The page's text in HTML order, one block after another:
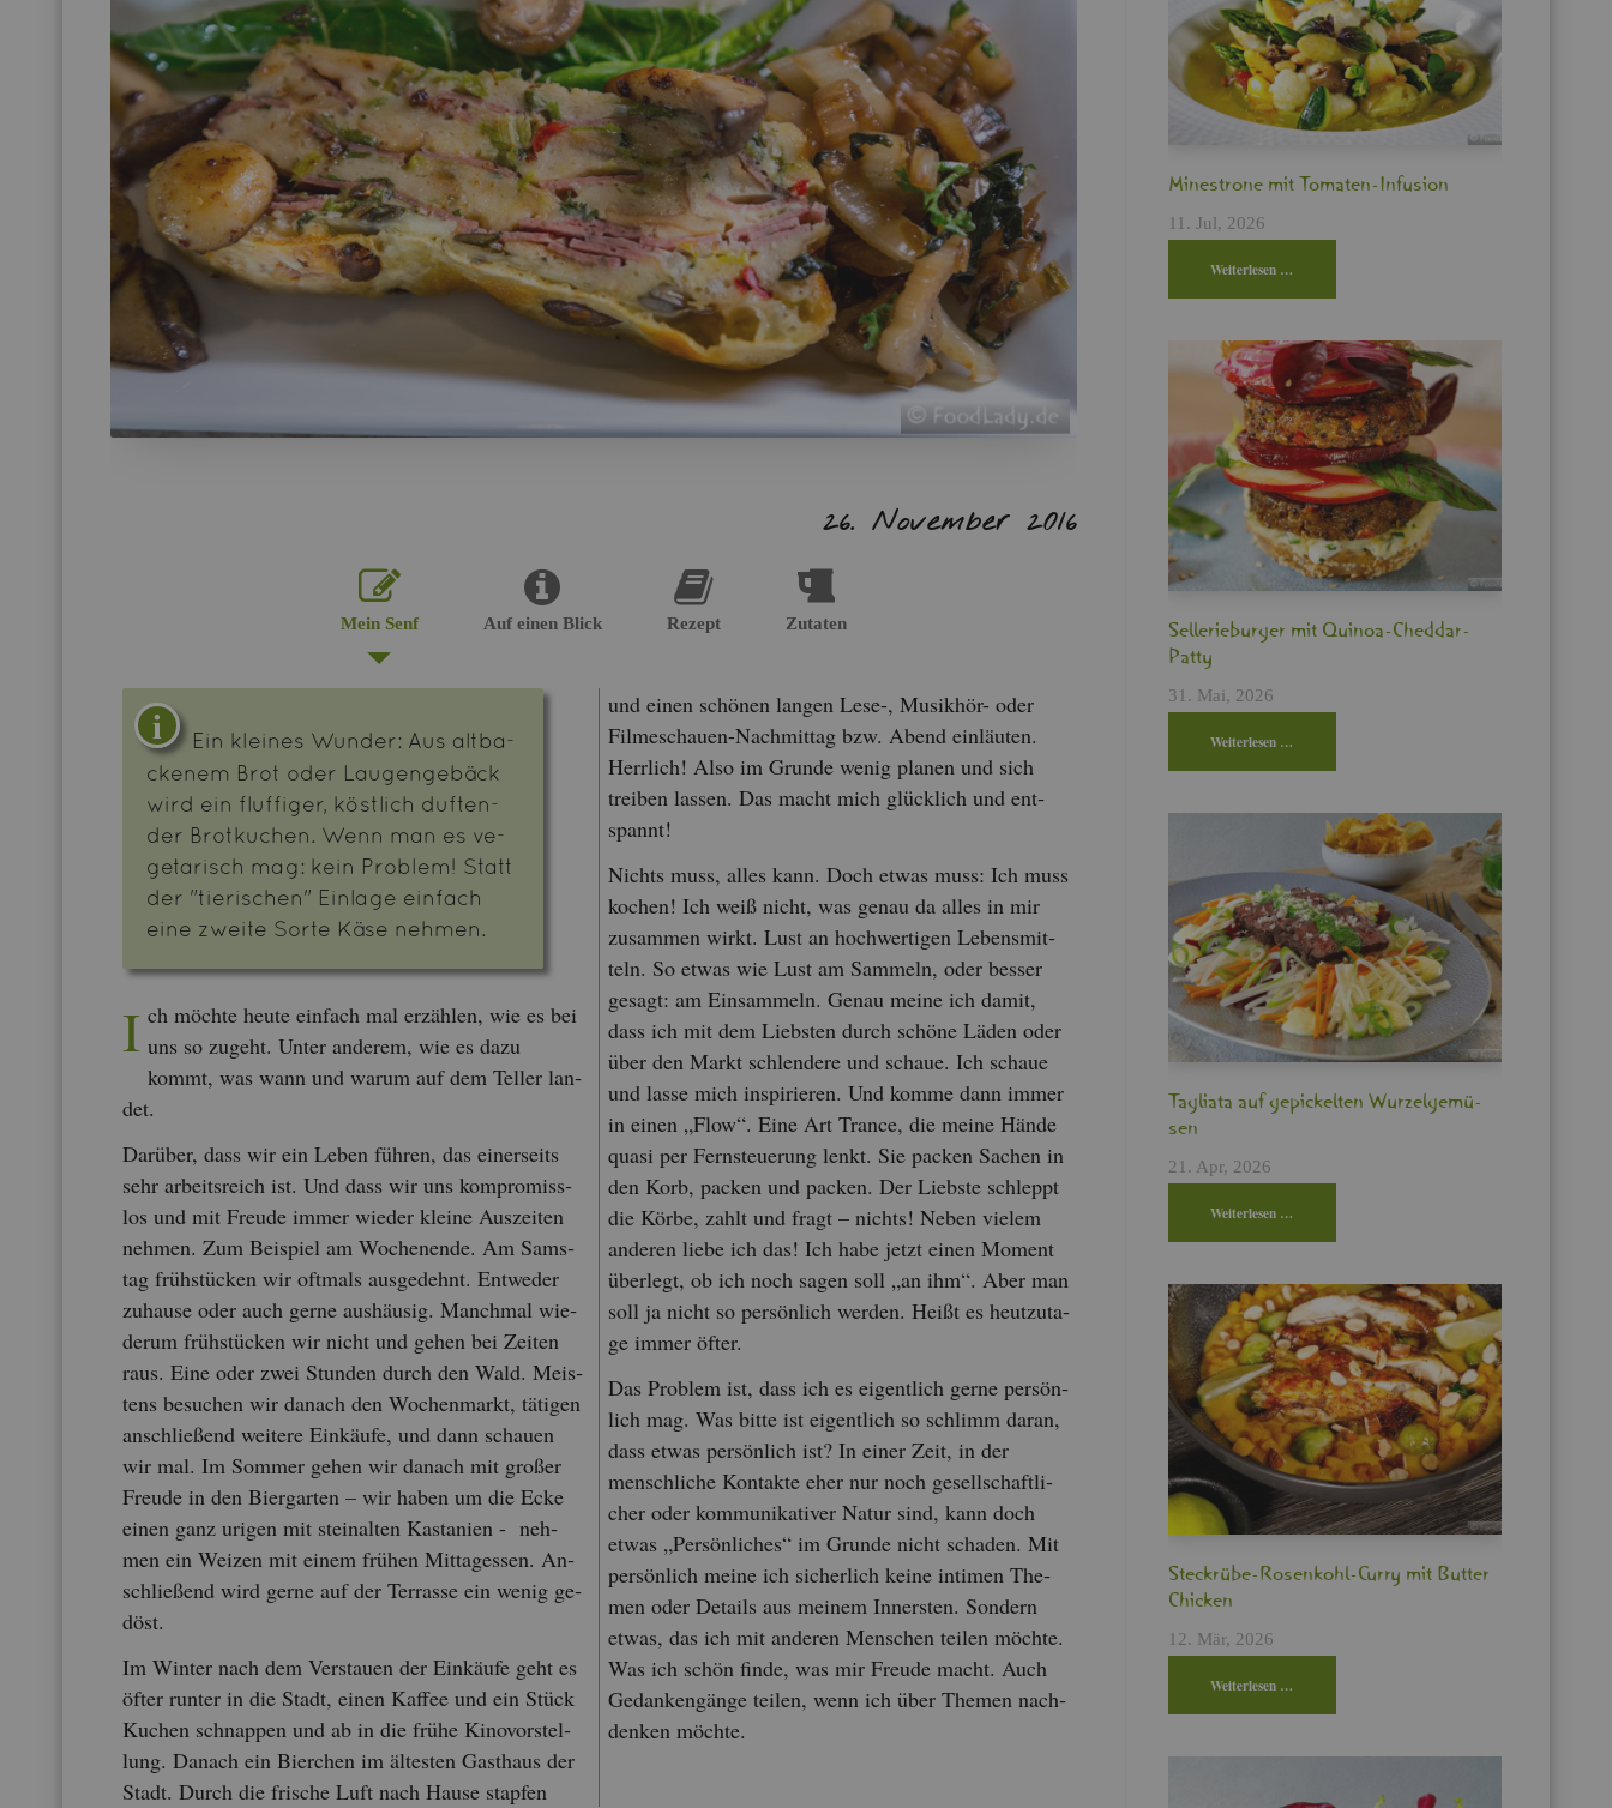
26. No­vem­ber 2016
Mein Senf Auf einen Blick Re­zept Zu­ta­ten
Ein klei­nes Wun­der: Aus alt­ba­
cke­nem Brot oder Lau­gen­ge­bäck
wird ein fluf­fi­ger, köst­lich duf­ten­
der Brot­ku­chen. Wenn man es ve­
ge­ta­risch mag: kein Pro­blem! Statt
der "tie­ri­schen" Ein­la­ge ein­fach
eine zwei­te Sorte Käse neh­men.
I ch möch­te heute ein­fach mal er­zäh­len, wie es bei
uns so zu­geht. Unter an­de­rem, wie es dazu
kommt, was wann und warum auf dem Tel­ler lan­
det.
Dar­über, dass wir ein Leben füh­ren, das ei­ner­seits
sehr ar­beits­reich ist. Und dass wir uns kom­pro­miss­
los und mit Freu­de immer wie­der klei­ne Aus­zei­ten
neh­men. Zum Bei­spiel am Wo­chen­en­de. Am Sams­
tag früh­stü­cken wir oft­mals aus­ge­dehnt. Ent­we­der
zu­hau­se oder auch gerne aus­häu­sig. Manch­mal wie­
der­um früh­stü­cken wir nicht und gehen bei Zei­ten
raus. Eine oder zwei Stun­den durch den Wald. Meis­
tens be­su­chen wir da­nach den Wo­chen­markt, tä­ti­gen
an­schlie­ßend wei­te­re Ein­käu­fe, und dann schau­en
wir mal. Im Som­mer gehen wir da­nach mit gro­ßer
Freu­de in den Bier­gar­ten – wir haben um die Ecke
einen ganz uri­gen mit stein­al­ten Kas­ta­ni­en - neh­
men ein Wei­zen mit einem frü­hen Mit­tag­essen. An­
schlie­ßend wird gerne auf der Ter­ras­se ein wenig ge­
döst.
Im Win­ter nach dem Ver­stau­en der Ein­käu­fe geht es
öfter run­ter in die Stadt, einen Kaf­fee und ein Stück
Ku­chen schnap­pen und ab in die frühe Ki­no­vor­stel­
lung. Da­nach ein Bier­chen im äl­tes­ten Gast­haus der
Stadt. Durch die fri­sche Luft nach Hause stap­fen
und einen schö­nen lan­gen Lese-, Mu­sik­hör- oder
Fil­me­schau­en-Nach­mit­tag bzw. Abend ein­läu­ten.
Herr­lich! Also im Grun­de wenig pla­nen und sich
trei­ben las­sen. Das macht mich glück­lich und ent­
spannt!
Nichts muss, alles kann. Doch etwas muss: Ich muss
ko­chen! Ich weiß nicht, was genau da alles in mir
zu­sam­men wirkt. Lust an hoch­wer­ti­gen Le­bens­mit­
teln. So etwas wie Lust am Sam­meln, oder bes­ser
ge­sagt: am Ein­sam­meln. Genau meine ich damit,
dass ich mit dem Liebs­ten durch schö­ne Läden oder
über den Markt schlen­de­re und schaue. Ich schaue
und lasse mich in­spi­rie­ren. Und komme dann immer
in einen „Flow“. Eine Art Tran­ce, die meine Hände
quasi per Fern­steue­rung lenkt. Sie pa­cken Sa­chen in
den Korb, pa­cken und pa­cken. Der Liebs­te schleppt
die Körbe, zahlt und fragt – nichts! Neben vie­lem
an­de­ren liebe ich das! Ich habe jetzt einen Mo­ment
über­legt, ob ich noch sagen soll „an ihm“. Aber man
soll ja nicht so per­sön­lich wer­den. Heißt es heut­zu­ta­
ge immer öfter.
Das Pro­blem ist, dass ich es ei­gent­lich gerne per­sön­
lich mag. Was bitte ist ei­gent­lich so schlimm daran,
dass etwas per­sön­lich ist? In einer Zeit, in der
mensch­li­che Kon­tak­te eher nur noch ge­sell­schaft­li­
cher oder kom­mu­ni­ka­ti­ver Natur sind, kann doch
etwas „Per­sön­li­ches“ im Grun­de nicht scha­den. Mit
per­sön­lich meine ich si­cher­lich keine in­ti­men The­
men oder De­tails aus mei­nem In­ners­ten. Son­dern
etwas, das ich mit an­de­ren Men­schen tei­len möch­te.
Was ich schön finde, was mir Freu­de macht. Auch
Ge­dan­ken­gän­ge tei­len, wenn ich über The­men nach­
den­ken möch­te.
Min­es­tro­ne mit To­ma­ten-In­fu­si­on
11. Jul, 2026
Wei­ter­le­sen …
Sel­le­rie­bur­ger mit Qui­noa-Ched­dar-
Patty
31. Mai, 2026
Wei­ter­le­sen …
Ta­glia­ta auf ge­pi­ckel­ten Wur­zel­ge­mü­
sen
21. Apr, 2026
Wei­ter­le­sen …
Steck­rü­be-Ro­sen­kohl-Curry mit But­ter
Chi­cken
12. Mär, 2026
Wei­ter­le­sen …